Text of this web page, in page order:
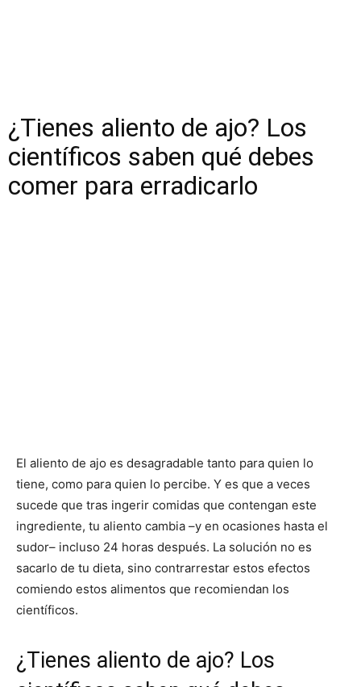
¿Tienes aliento de ajo? Los
científicos saben qué debes
comer para erradicarlo
El aliento de ajo es desagradable tanto para quien lo
tiene, como para quien lo percibe. Y es que a veces
sucede que tras ingerir comidas que contengan este
ingrediente, tu aliento cambia –y en ocasiones hasta el
sudor– incluso 24 horas después. La solución no es
sacarlo de tu dieta, sino contrarrestar estos efectos
comiendo estos alimentos que recomiendan los
científicos.
¿Tienes aliento de ajo? Los